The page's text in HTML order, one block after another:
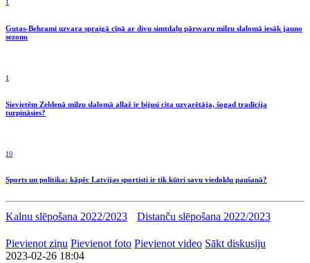
Gutas-Behrami uzvara spraigā cīņā ar divu simtdaļu pārsvaru milzu slalomā iesāk jauno
sezonu
1
Sievietēm Zeldenā milzu slalomā allaž ir bijusi cita uzvarētāja, šogad tradīcija
turpināsies?
10
Sports un politika: kāpēc Latvijas sportisti ir tik kūtri savu viedokļu paušanā?
Kalnu slēpošana 2022/2023 Distanču slēpošana 2022/2023
Pievienot ziņu Pievienot foto Pievienot video Sākt diskusiju
2023-02-26 18:04